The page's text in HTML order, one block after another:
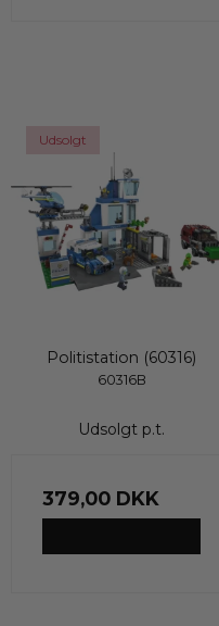
Udsolgt
Politistation (60316)
60316B
Udsolgt p.t.
379,00 DKK